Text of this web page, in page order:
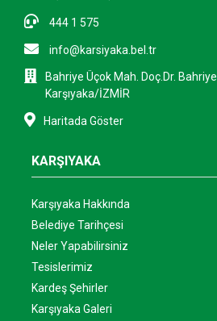
444 1 575
info@karsiyaka.bel.tr
Bahriye Üçok Mah. Doç.Dr.
Karşıyaka/İZMİR
Haritada Göster
KARŞIYAKA
Karşıyaka Hakkında
Belediye Tarihçesi
Neler Yapabilirsiniz
Tesislerimiz
Kardeş Şehirler
Karşıyaka Galeri